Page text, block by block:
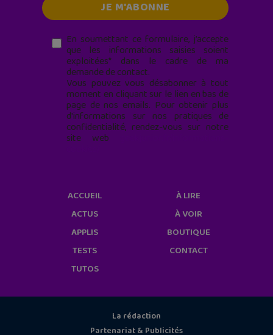
En soumettant ce formulaire, j’accepte
que les informations saisies soient
exploitées* dans le cadre de ma
demande de contact.
Vous pouvez vous désabonner à tout
moment en cliquant sur le lien en bas de
page de nos emails. Pour obtenir plus
d'informations sur nos pratiques de
confidentialité, rendez-vous sur notre
site web
ACCUEIL
ACTUS
APPLIS
TESTS
TUTOS
À LIRE
À VOIR
BOUTIQUE
CONTACT
La rédaction
Partenariat & Publicités